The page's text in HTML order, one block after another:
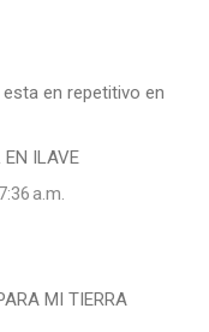
en repetitivo en
EN ILAVE
a.m.
MI TIERRA